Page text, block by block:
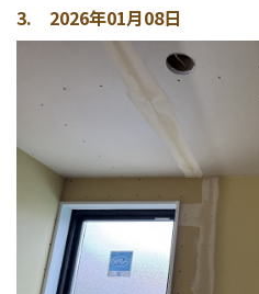
3. 2026年01月08日